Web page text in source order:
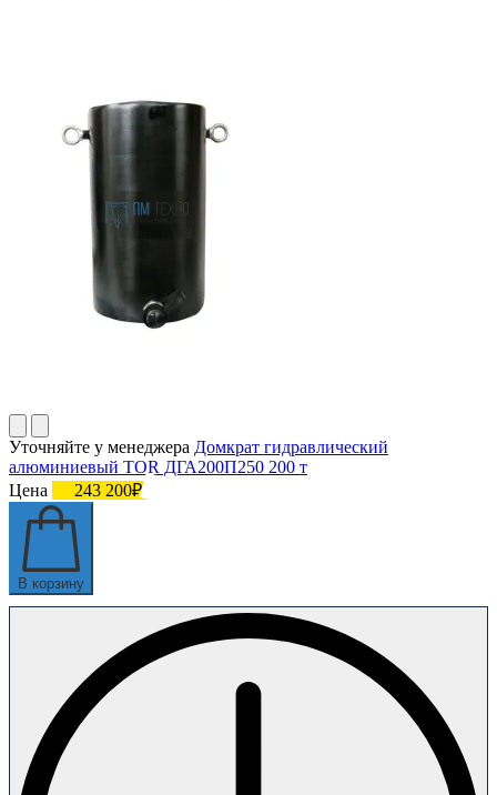
Уточняйте у менеджера Домкрат гидравлический
алюминиевый TOR ДГА200П250 200 т
Цена
243 200₽
В корзину